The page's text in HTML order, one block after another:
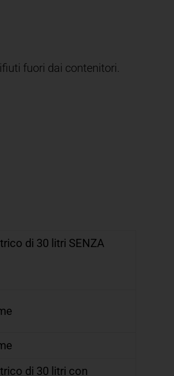
fuori dai contenitori.
di 30 litri SENZA
di 30 litri con